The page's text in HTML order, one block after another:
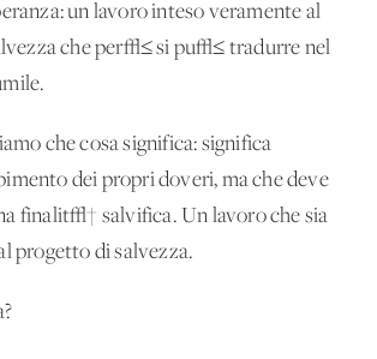
un lavoro inteso veramente al
che per√≤ si pu√≤ tradurre nel
che cosa significa: significa
dei propri doveri, ma che deve
finalit√† salvifica. Un lavoro che sia
progetto di salvezza.